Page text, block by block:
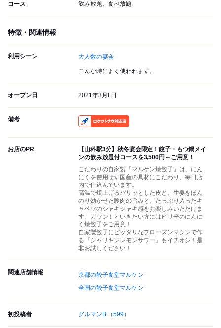
コース 飲み放題、食べ放題
特徴・関連情報
利用シーン 大人数の宴会
こんな時によく使われます。
オープン日 2021年3月8日
備考
お店のPR
【山科駅3分】秋冬宴会限定！餃子・もつ鍋メイ
ンの飲み放題付コースを3,500円～ご用意！
こだわりの自家製「マルケン焼餃子」は、にん
にくを使用せず国産の具材にこだわり、毎日店
内で仕込んでいます。
高温で焼上げるパリッとした皮と、生姜をほん
のり効かせた豚肉の旨みと、たっぷり入ったキ
ャベツのシャキシャキ感をお楽しみいただけま
す。ガツン！といきたい方にはピリ辛のにんに
く焼餃子をご用意！
自家製餃子にピッタリなフローズンマシンで作
る『シャリキンレモンサワー』もイチオシ！是
非お試しください！
関連店舗情報
京都の餃子食堂マルケン
全国の餃子食堂マルケン
初投稿者 グルマンB’ （599）